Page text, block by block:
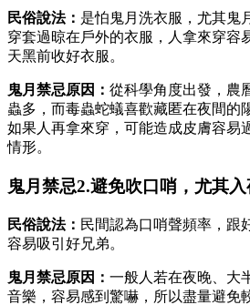
民俗說法： 是怕鬼月洗衣服，尤其鬼
穿套過晾在戶外的衣服，人拿來穿容
天黑前收好衣服。
鬼月禁忌原因： 從科學角度出發，農
蟲多，而毒蟲蛇蟻喜歡藏匿在夜間的
如果人再拿來穿，可能造成皮膚容易
情形。
鬼月禁忌2.避免吹口哨，尤其
民俗說法： 民間認為口哨聲頻率，跟
容易吸引好兄弟。
鬼月禁忌原因： 一般人若在夜晚、大
音樂，容易感到驚嚇，所以盡量避免